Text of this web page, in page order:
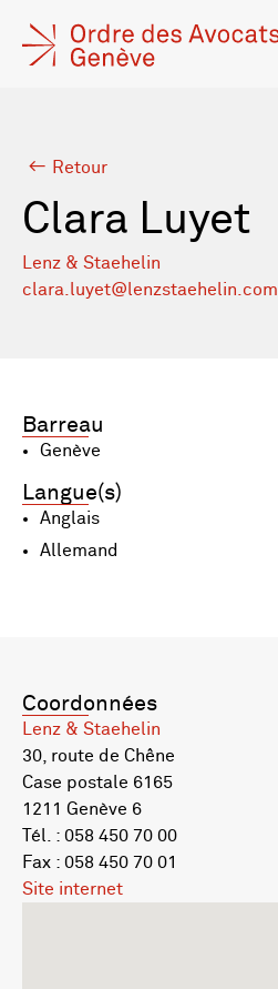
Retour
Clara Luyet
Lenz & Staehelin
clara.luyet@lenzstaehelin.com
Barreau
Genève
Langue(s)
Anglais
Allemand
Coordonnées
Lenz & Staehelin
30, route de Chêne
Case postale 6165
1211 Genève 6
Tél. : 058 450 70 00
Fax : 058 450 70 01
Site internet